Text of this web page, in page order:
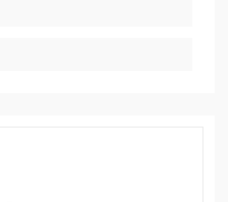
、大气环境等有害物质采